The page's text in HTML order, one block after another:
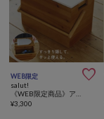
WEB限定 
salut!
¥3,300